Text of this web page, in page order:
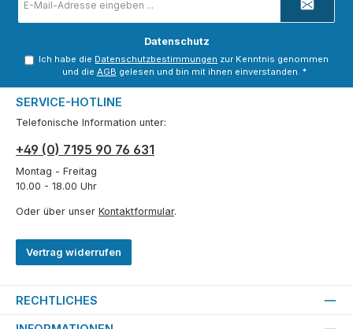
Mail-
Adresse
Datenschutz
Ich habe die Datenschutzbestimmungen zur Kenntnis genommen
und die AGB gelesen und bin mit ihnen einverstanden. *
SERVICE-HOTLINE
Telefonische Information unter:
+49 (0) 7195 90 76 631
Montag - Freitag
10.00 - 18.00 Uhr
Oder über unser Kontaktformular.
Vertrag widerrufen
RECHTLICHES